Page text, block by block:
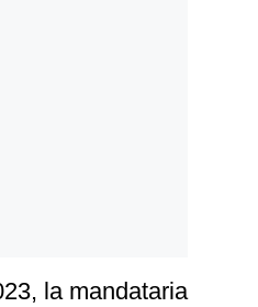
la mandataria